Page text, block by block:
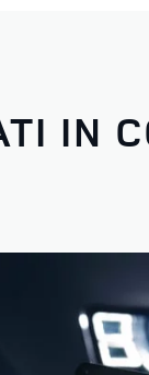
IN